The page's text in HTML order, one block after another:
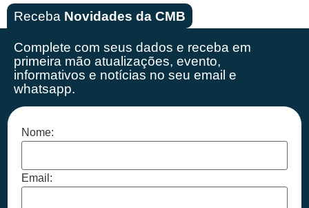
Receba Novidades da CMB
Complete com seus dados e receba em
primeira mão atualizações, evento,
informativos e notícias no seu email e
whatsapp.
Nome:
Email: